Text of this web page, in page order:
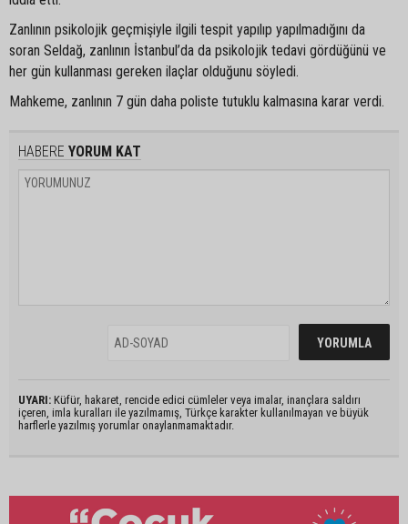
Zanlının psikolojik geçmişiyle ilgili tespit yapılıp yapılmadığını da
soran Seldağ, zanlının İstanbul’da da psikolojik tedavi gördüğünü ve
her gün kullanması gereken ilaçlar olduğunu söyledi.
Mahkeme, zanlının 7 gün daha poliste tutuklu kalmasına karar verdi.
HABERE YORUM KAT
UYARI: Küfür, hakaret, rencide edici cümleler veya imalar, inançlara saldırı
içeren, imla kuralları ile yazılmamış, Türkçe karakter kullanılmayan ve büyük
harflerle yazılmış yorumlar onaylanmamaktadır.